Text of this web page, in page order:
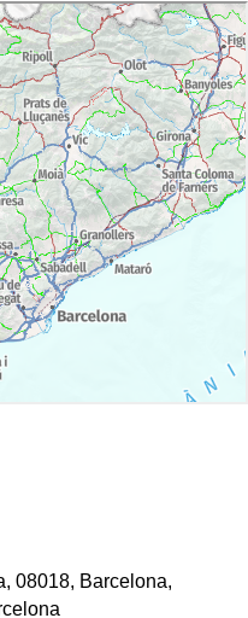
08018, Barcelona,